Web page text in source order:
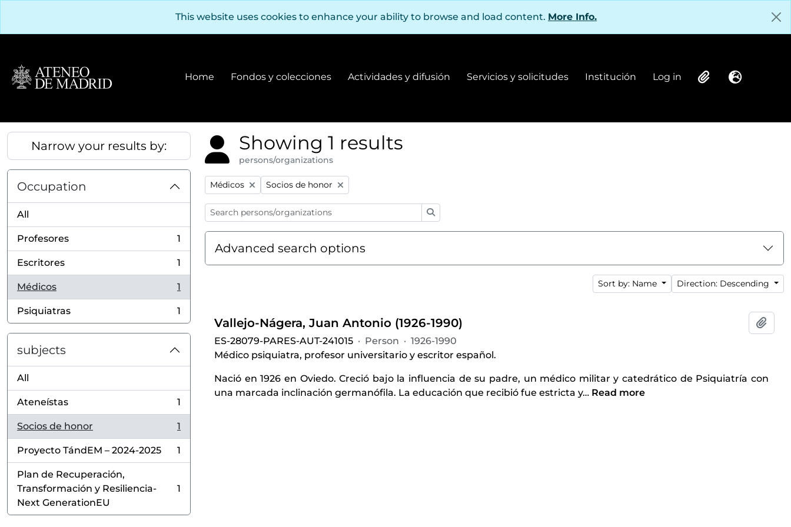
This website uses cookies to enhance your ability to browse and load content. More Info.
Home Fondos y colecciones
Fondos y colecciones
Actividades y difusión
Actividades y difusión
Servicios y solicitudes Institución
Institución
Log in
Log in ClipboardLanguage
Narrow your results by:
Occupation
All
Profesores
, 1 results
1
Escritores
, 1 results
1
Médicos
, 1 results
1
Psiquiatras
, 1 results
1
subjects
All
Ateneístas
, 1 results
1
Socios de honor
, 1 results
1
Proyecto TándEM – 2024-2025
, 1 results
1
Plan de Recuperación,
Transformación y Resiliencia-
Next GenerationEU
, 1 results
1
Showing 1 results
persons/organizations
Remove filter:
Médicos Remove filter:
Socios de honor
Advanced search options
Sort by: Name Direction: Descending
Vallejo-Nágera, Juan Antonio (1926-1990)
ES-28079-PARES-AUT-241015 · Person · 1926-1990
Médico psiquiatra, profesor universitario y escritor español.
Nació en 1926 en Oviedo. Creció bajo la influencia de su padre, un médico militar y catedrático de Psiquiatría con
una marcada inclinación germanófila. La educación que recibió fue estricta y… Read more